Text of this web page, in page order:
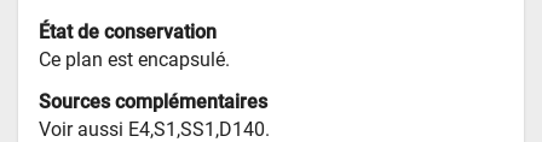
État de conservation
Ce plan est encapsulé.
Sources complémentaires
Voir aussi E4,S1,SS1,D140.